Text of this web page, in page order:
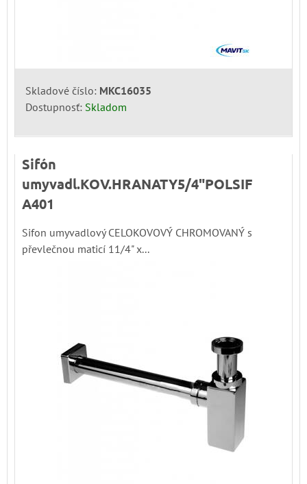
Skladové číslo: MKC16035
Dostupnosť: Skladom
Sifón
umyvadl.KOV.HRANATY5/4"POLSIF
A401
Sifon umyvadlový CELOKOVOVÝ CHROMOVANÝ s
převlečnou maticí 11/4" x...